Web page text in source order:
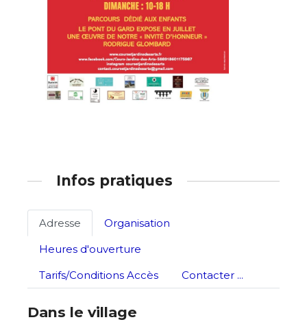
* Champ obligatoire
Infos pratiques
Adresse
Organisation
Heures d'ouverture
Tarifs/Conditions Accès
Contacter ...
Dans le village